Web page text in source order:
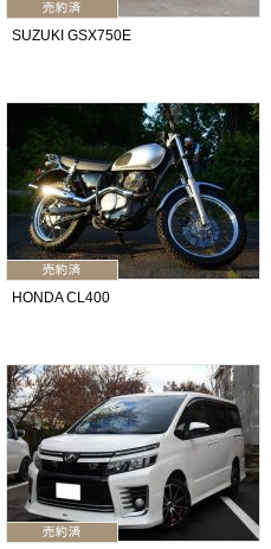
SUZUKI GSX750E
HONDA CL400